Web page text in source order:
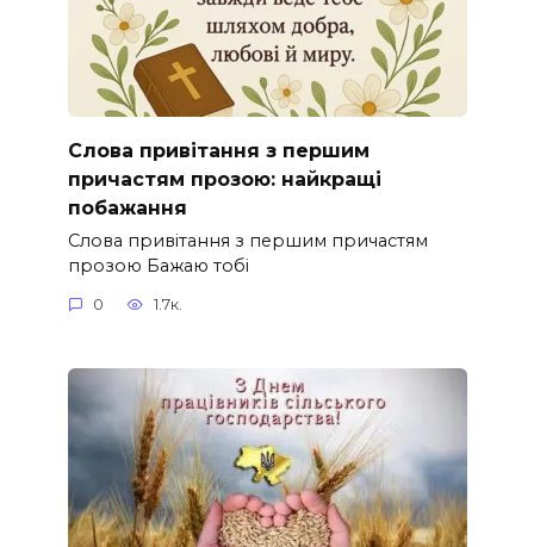
Слова привітання з першим
причастям прозою: найкращі
побажання
Слова привітання з першим причастям
прозою Бажаю тобі
0 1.7к.